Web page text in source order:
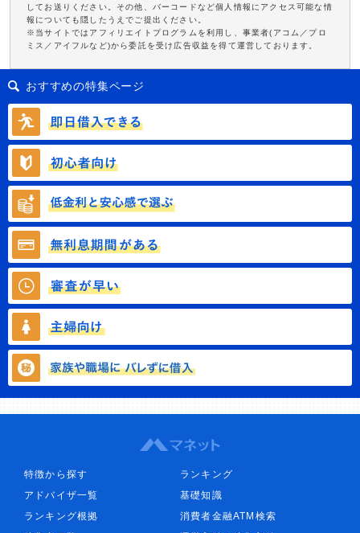
してお送りください。その他、バーコードなど個人情報にアクセス可能な情
報についても隠したうえでご提出ください。
※当サイトではアフィリエイトプログラムを利用し、事業者(アコム／プロ
ミス／アイフルなど)から委託を受け広告収益を得て運営しております。
おすすめの特集ページ
特徴から探す
ランキング
アドバイザ一覧
基礎知識
ランキング根拠
消費者金融ATM検索